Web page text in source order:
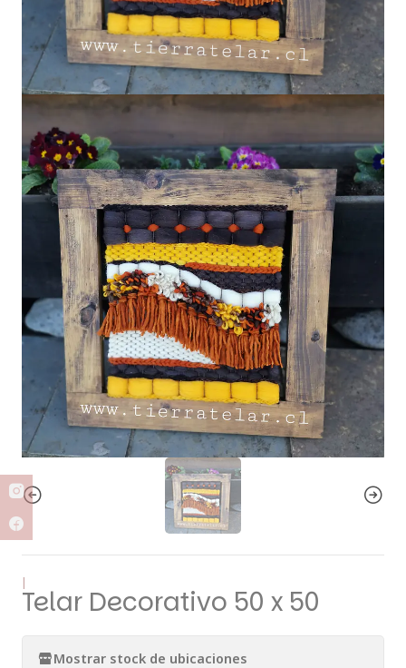
|
Telar Decorativo 50 x 50
Mostrar stock de ubicaciones